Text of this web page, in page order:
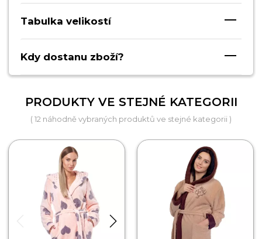
Tabulka velikostí
Kdy dostanu zboží?
PRODUKTY VE STEJNÉ KATEGORII
( 12 náhodně vybraných produktů ve stejné kategorii )